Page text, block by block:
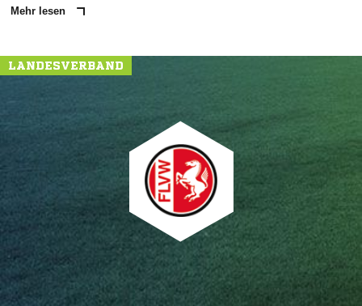
Mehr lesen
LANDESVERBAND